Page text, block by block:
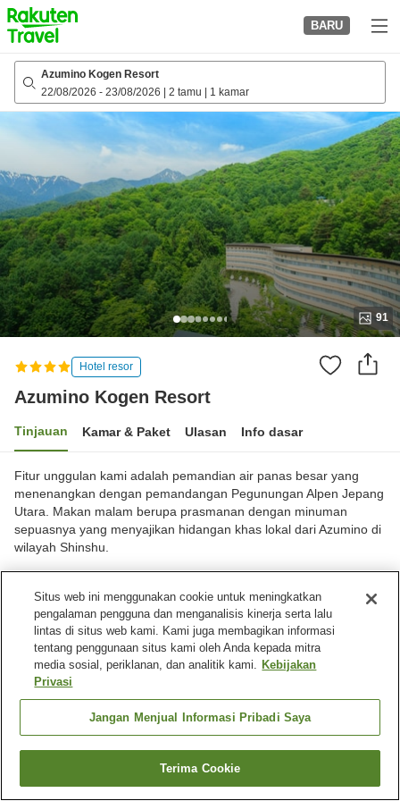
to
top
page
BARU
Azumino Kogen Resort
22/08/2026 - 23/08/2026 2 tamu 1 kamar
91
Hotel resor
Azumino Kogen Resort
Tinjauan Kamar & Paket Ulasan Info dasar
Fitur unggulan kami adalah pemandian air panas besar yang
menenangkan dengan pemandangan Pegunungan Alpen Jepang
Utara. Makan malam berupa prasmanan dengan minuman
sepuasnya yang menyajikan hidangan khas lokal dari Azumino di
wilayah Shinshu.
Lihat di peta
Fasilitas properti
Wi-Fi
Cari kamar
Situs web ini menggunakan cookie untuk meningkatkan
pengalaman pengguna dan menganalisis kinerja serta lalu
lintas di situs web kami. Kami juga membagikan informasi
tentang penggunaan situs kami oleh Anda kepada mitra
media sosial, periklanan, dan analitik kami. Kebijakan
Privasi
Jangan Menjual Informasi Pribadi Saya
Terima Cookie